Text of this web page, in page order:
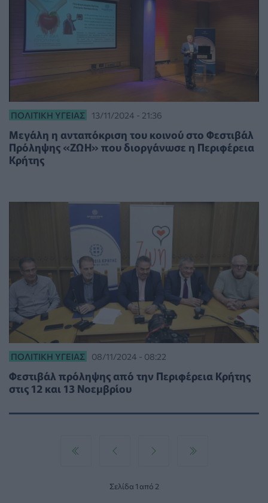
ΠΟΛΙΤΙΚΉ ΥΓΕΊΑΣ 13/11/2024 - 21:36
Μεγάλη η ανταπόκριση του κοινού στο Φεστιβάλ
Πρόληψης «ΖΩΗ» που διοργάνωσε η Περιφέρεια
Κρήτης
ΠΟΛΙΤΙΚΉ ΥΓΕΊΑΣ 08/11/2024 - 08:22
Φεστιβάλ πρόληψης από την Περιφέρεια Κρήτης
στις 12 και 13 Νοεμβρίου
Σελίδα 1 από 2